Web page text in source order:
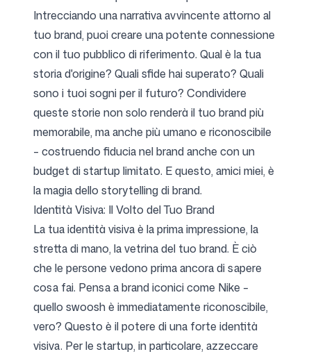
Intrecciando una narrativa avvincente attorno al
tuo brand, puoi creare una potente connessione
con il tuo pubblico di riferimento. Qual è la tua
storia d'origine? Quali sfide hai superato? Quali
sono i tuoi sogni per il futuro? Condividere
queste storie non solo renderà il tuo brand più
memorabile, ma anche più umano e riconoscibile
– costruendo fiducia nel brand anche con un
budget di startup limitato. E questo, amici miei, è
la magia dello storytelling di brand.
Identità Visiva: Il Volto del Tuo Brand
La tua identità visiva è la prima impressione, la
stretta di mano, la vetrina del tuo brand. È ciò
che le persone vedono prima ancora di sapere
cosa fai. Pensa a brand iconici come Nike –
quello swoosh è immediatamente riconoscibile,
vero? Questo è il potere di una forte identità
visiva. Per le startup, in particolare, azzeccare